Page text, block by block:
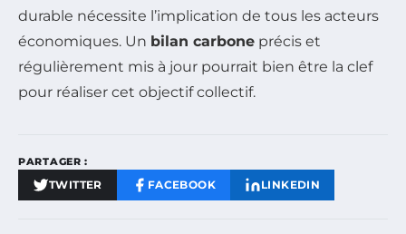
durable nécessite l’implication de tous les acteurs
économiques. Un bilan carbone précis et
régulièrement mis à jour pourrait bien être la clef
pour réaliser cet objectif collectif.
PARTAGER :
TWITTER FACEBOOK LINKEDIN